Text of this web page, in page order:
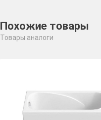
Похожие товары
Товары аналоги